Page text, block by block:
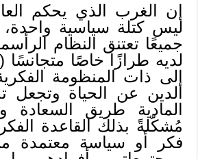
إن الغرب الذي يحكم
ليس كتلة سياسية
جميعًا تعتنق النظام
لديه طرازًا خاصًا متجانسًا
إلى ذات المنظومة
الدين عن الحياة وتجعل
المادية طريق السعادة
مُشكّلةً بذلك القاعدة
فكر أو سياسة معتمدة